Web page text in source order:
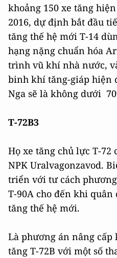
khoảng 150 xe tăng
2016, dự định bắt đầu
tăng thế hệ mới Т-14
hạng nặng chuẩn hóa
trình vũ khí nhà nước,
binh khí tăng-giáp hiện
Nga sẽ là không dưới
T-72B3
Họ xe tăng chủ lực Т-72
NPK Uralvagonzavod.
triển với tư cách
Т-90А cho đến khi quân
tăng thế hệ mới.
Là phương án nâng cấp
tăng Т-72B với một số